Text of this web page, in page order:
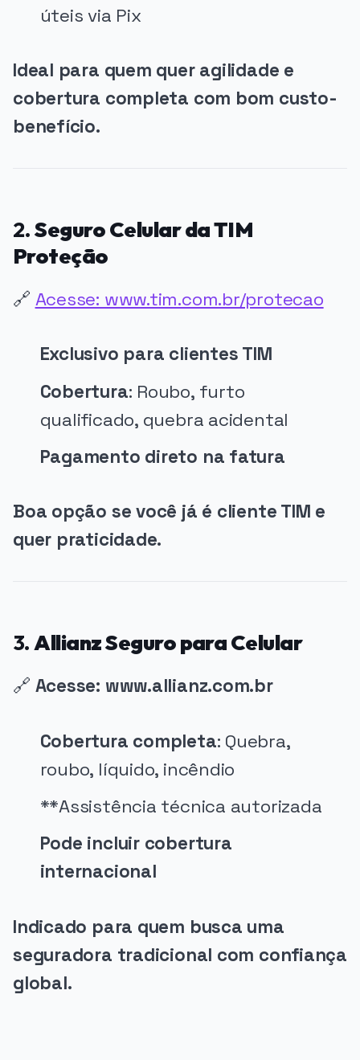
úteis via Pix
Ideal para quem quer agilidade e
cobertura completa com bom custo-
benefício.
2.Seguro Celular da TIM
Proteção
🔗 Acesse: www.tim.com.br/protecao
Exclusivo para clientes TIM
Cobertura: Roubo, furto
qualificado, quebra acidental
Pagamento direto na fatura
Boa opção se você já é cliente TIM e
quer praticidade.
3.Allianz Seguro para Celular
🔗 Acesse: www.allianz.com.br
Cobertura completa: Quebra,
roubo, líquido, incêndio
**Assistência técnica autorizada
Pode incluir cobertura
internacional
Indicado para quem busca uma
seguradora tradicional com confiança
global.